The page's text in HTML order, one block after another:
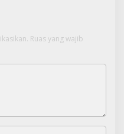
Ruas yang wajib